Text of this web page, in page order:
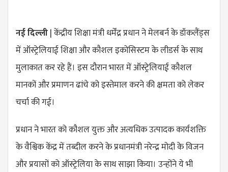
नई दिल्ली| केंद्रीय शिक्षा मंत्री धर्मेंद्र प्रधान ने मेलबर्न के डॉकलैंड्स
में ऑस्ट्रेलियाई शिक्षा और कौशल इकोसिस्टम के लीडर्स के साथ
मुलाकात कर रहे हैं। इस दौरान भारत में ऑस्ट्रेलियाई कौशल
मानकों और प्रमाणन ढांचे को इस्तेमाल करने की क्षमता को लेकर
चर्चा की गई।
प्रधान ने भारत को कौशल युक्त और अत्यधिक उत्पादक कार्यशक्ति
के वैश्विक केंद्र में तब्दील करने के प्रधानमंत्री नरेन्द्र मोदी के विजन
और प्रयासों को ऑस्ट्रेलिया के साथ साझा किया। उन्होंने ये भी